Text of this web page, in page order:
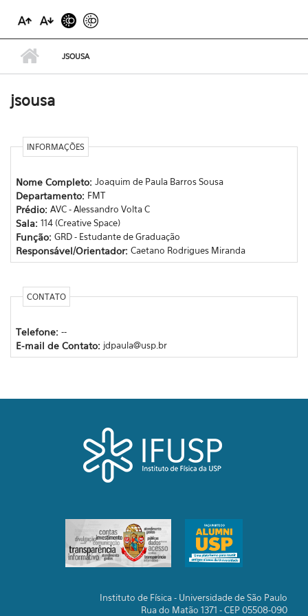
JSOUSA
jsousa
INFORMAÇÕES
Nome Completo: Joaquim de Paula Barros Sousa
Departamento: FMT
Prédio: AVC - Alessandro Volta C
Sala: 114 (Creative Space)
Função: GRD - Estudante de Graduação
Responsável/Orientador: Caetano Rodrigues Miranda
CONTATO
Telefone: --
E-mail de Contato: jdpaula@usp.br
Instituto de Física - Universidade de São Paulo
Rua do Matão 1371 - CEP 05508-090